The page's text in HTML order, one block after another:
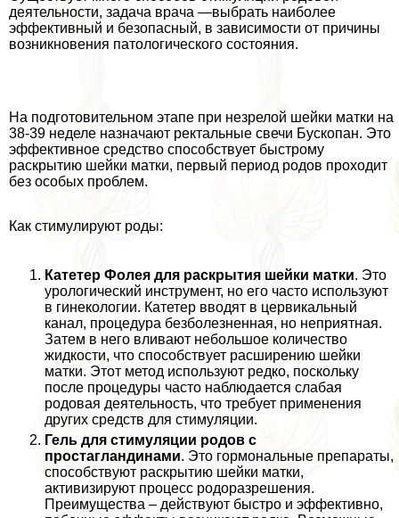
деятельности, задача врача —выбрать наиболее
эффективный и безопасный, в зависимости от причины
возникновения патологического состояния.
На подготовительном этапе при незрелой шейки матки на
38-39 неделе назначают ректальные свечи Бускопан. Это
эффективное средство способствует быстрому
раскрытию шейки матки, первый период родов проходит
без особых проблем.
Как стимулируют роды:
Катетер Фолея для раскрытия шейки матки. Это
урологический инструмент, но его часто используют
в гинекологии. Катетер вводят в цервикальный
канал, процедypa безболезненная, но неприятная.
Затем в него вливают небольшое количество
жидкости, что способствует расширению шейки
матки. Этот метод используют редко, поскольку
после процедуры часто наблюдается слабая
родовая деятельность, что требует применения
других средств для стимуляции.
Гель для стимуляции родов с
простагландинами. Это гормональные препараты,
способствуют раскрытию шейки матки,
активизируют процесс родоразрешения.
Преимущества – действуют быстро и эффективно,